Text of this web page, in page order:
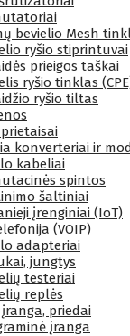
bevielio Mesh
ryšio stiprintuvai
prieigos taškai
ryšio tinklas
ryšio tiltas
prietaisai
konverteriai ir
kabeliai
spintos
šaltiniai
įrenginiai (IoT)
(VOIP)
adapteriai
jungtys
testeriai
replės
priedai
įranga